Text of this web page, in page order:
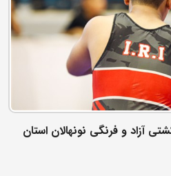
آزاد و فرنگی نونهالان استان